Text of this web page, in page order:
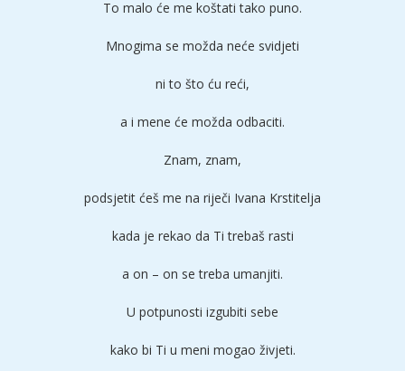
To malo će me koštati tako puno.
Mnogima se možda neće svidjeti
ni to što ću reći,
a i mene će možda odbaciti.
Znam, znam,
podsjetit ćeš me na riječi Ivana Krstitelja
kada je rekao da Ti trebaš rasti
a on – on se treba umanjiti.
U potpunosti izgubiti sebe
kako bi Ti u meni mogao živjeti.